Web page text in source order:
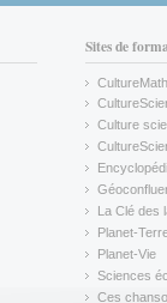
Sites de
CultureMath
(link is
(link is
Culture
(link is
(link is
(link is
La Clé des
(link is
Planet-
(link is
Planet-Vie
(link is
Sciences
(link is
Ces